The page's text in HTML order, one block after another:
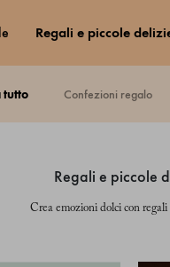
regali e piccole
tutto confezioni regalo
regali e piccole
Crea emozioni dolci con